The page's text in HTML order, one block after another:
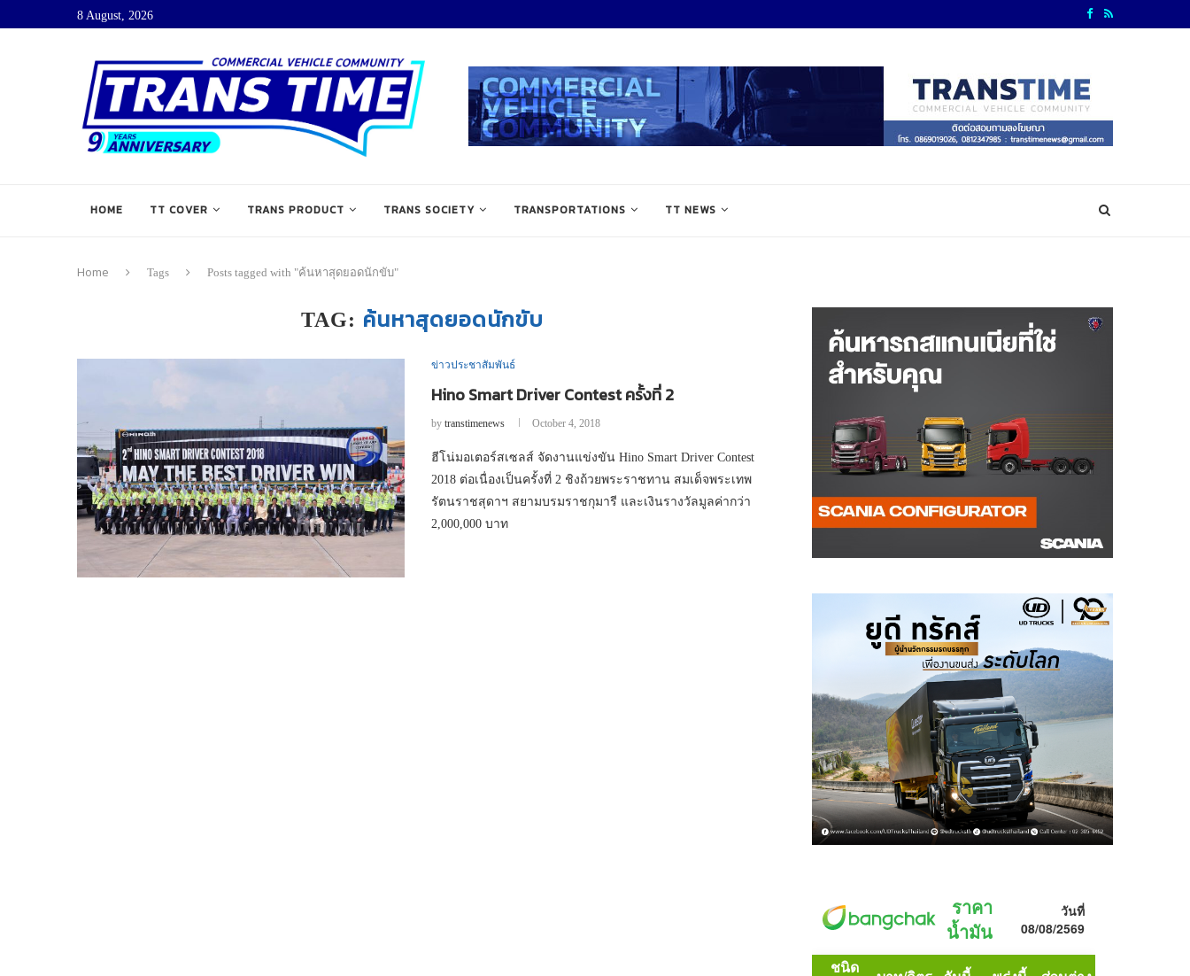
8 August, 2026
HOME TT COVER TRANS PRODUCT TRANS SOCIETY TRANSPORTATIONS TT NEWS
Home Tags Posts tagged with "ค้นหาสุดยอดนักขับ"
TAG: ค้นหาสุดยอดนักขับ
ข่าวประชาสัมพันธ์
Hino Smart Driver Contest ครั้งที่ 2
by transtimenews October 4, 2018
ฮีโน่มอเตอร์สเซลส์ จัดงานแข่งขัน Hino Smart Driver Contest
2018 ต่อเนื่องเป็นครั้งที่ 2 ชิงถ้วยพระราชทาน สมเด็จพระเทพ
รัตนราชสุดาฯ สยามบรมราชกุมารี และเงินรางวัลมูลค่ากว่า
2,000,000 บาท